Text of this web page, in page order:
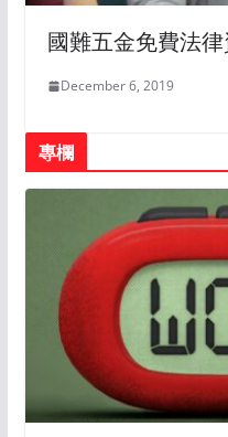
國難五金免費法
December 6, 2019
專欄